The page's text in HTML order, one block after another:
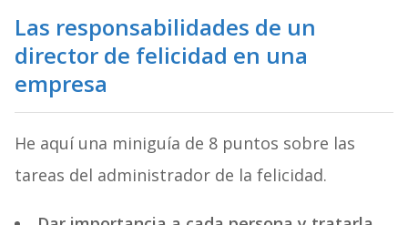
Las responsabilidades de un
director de felicidad en una
empresa
He aquí una miniguía de 8 puntos sobre las
tareas del administrador de la felicidad.